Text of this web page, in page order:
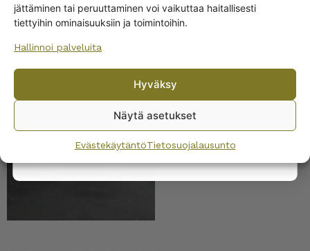
jättäminen tai peruuttaminen voi vaikuttaa haitallisesti
tiettyihin ominaisuuksiin ja toimintoihin.
Hallinnoi palveluita
Hyväksy
Näytä asetukset
EvästekäytäntöTietosuojalausunto
Riihimäki Kirsi
sokerikko ja kermakko
Yes! I want the discount
By subscribing to the newsletter, you consent to receiving messages from
privacy policy.